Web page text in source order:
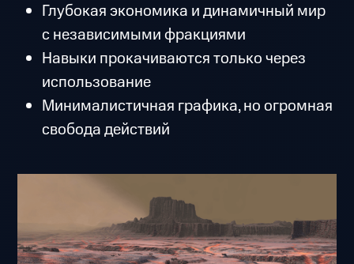
Глубокая экономика и динамичный мир
с независимыми фракциями
Навыки прокачиваются только через
использование
Минималистичная графика, но огромная
свобода действий